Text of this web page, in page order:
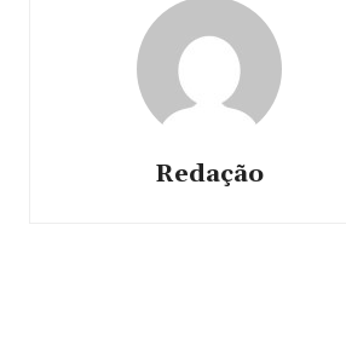
Redação